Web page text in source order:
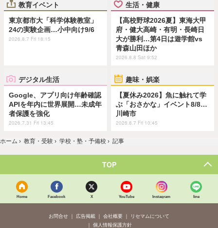
教育イベント
東京都市大「科学体験教室」
24の実験企画…小中向け9/6
2026.8.7 Fri 18:15
生活・健康
【高校野球2026夏】東海大甲
府・健大高崎・有明・長崎日
大が勝利…第4日は遊学館vs
青森山田ほか
2026.8.8 Sat 9:52
デジタル生活
Google、アプリ向け年齢確認
APIを年内に世界展開…未成年
者保護を強化
2026.7.31 Fri 13:45
趣味・娯楽
【夏休み2026】魚に触れて学
ぶ「おさかな」イベント8/8…
川崎市
2026.8.7 Fri 10:45
ホーム › 教育・受験 › 学校・塾・予備校 › 記事
TOP
Home Facebook X YouTube Instagram line
お問合せ 広告掲載 会社概要
リセマムについて
個人情報保護方針